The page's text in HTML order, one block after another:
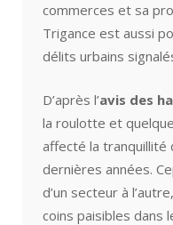
commerces et sa
Trigance est aussi
délits urbains
D’après l’avis des
la roulotte et
affecté la tranquillité
dernières années.
d’un secteur à
coins paisibles dans